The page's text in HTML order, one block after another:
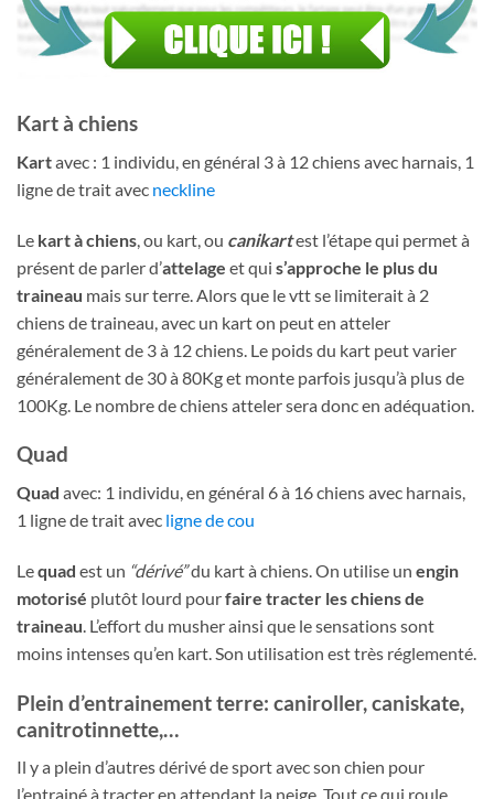
Kart à chiens
Kartavec : 1 individu, en général 3 à 12 chiens avec harnais, 1
ligne de trait avec neckline
Le kart à chiens , ou kart, ou canikartest l’étape qui permet à
présent de parler d’attelage et qui s’approche le plus du
traineau mais sur terre. Alors que le vtt se limiterait à 2
chiens de traineau, avec un kart on peut en atteler
généralement de 3 à 12 chiens. Le poids du kart peut varier
généralement de 30 à 80Kg et monte parfois jusqu’à plus de
100Kg. Le nombre de chiens atteler sera donc en adéquation.
Quad
Quad avec: 1 individu, en général 6 à 16 chiens avec harnais,
1 ligne de trait avec ligne de cou
Lequad est un “dérivé”du kart à chiens. On utilise un engin
motorisé plutôt lourd pourfaire tracter les chiens de
traineau . L’effort du musher ainsi que le sensations sont
moins intenses qu’en kart. Son utilisation est très réglementé.
Plein d’entrainement terre: caniroller, caniskate,
canitrotinnette,…
Il y a plein d’autres dérivé de sport avec son chien pour
l’entrainé à tracter en attendant la neige. Tout ce qui roule